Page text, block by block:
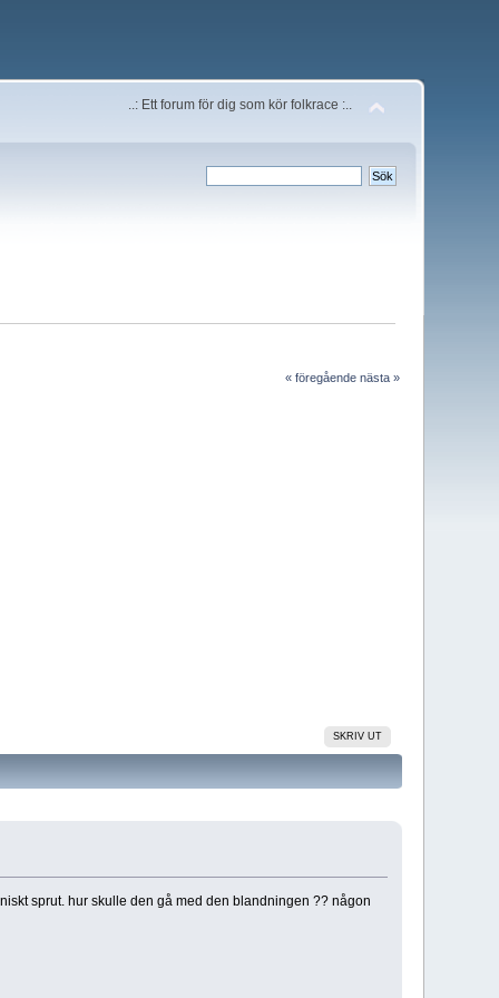
..: Ett forum för dig som kör folkrace :..
« föregående nästa »
SKRIV UT
sprut. hur skulle den gå med den blandningen ?? någon